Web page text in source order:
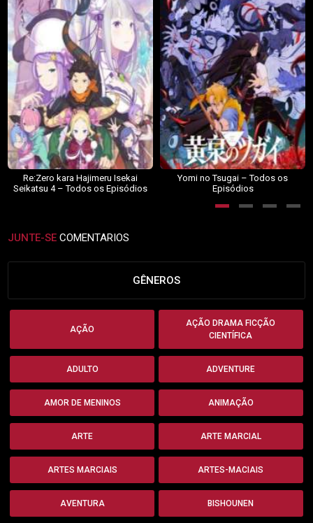
Re:Zero kara Hajimeru Isekai
Seikatsu 4 – Todos os Episódios
Yomi no Tsugai – Todos os
Episódios
JUNTE-SE COMENTARIOS
GÊNEROS
AÇÃO
AÇÃO DRAMA FICÇÃO
CIENTÍFICA
ADULTO ADVENTURE
AMOR DE MENINOS ANIMAÇÃO
ARTE ARTE MARCIAL
ARTES MARCIAIS ARTES-MACIAIS
AVENTURA BISHOUNEN